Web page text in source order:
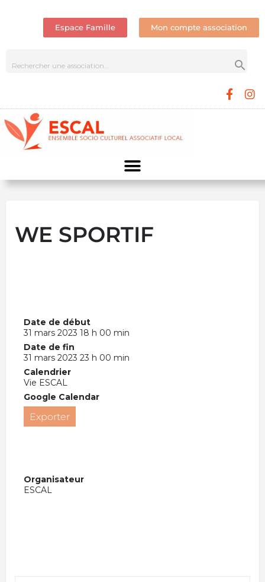
Espace Famille Mon compte association
WE SPORTIF
Date de début
31 mars 2023 18 h 00 min
Date de fin
31 mars 2023 23 h 00 min
Calendrier
Vie ESCAL
Google Calendar
Exporter
Organisateur
ESCAL